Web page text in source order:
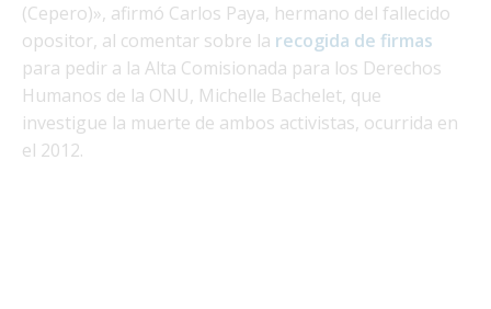
(Cepero)», afirmó Carlos Paya, hermano del fallecido
opositor, al comentar sobre la recogida de firmas
para pedir a la Alta Comisionada para los Derechos
Humanos de la ONU, Michelle Bachelet, que
investigue la muerte de ambos activistas, ocurrida en
el 2012.